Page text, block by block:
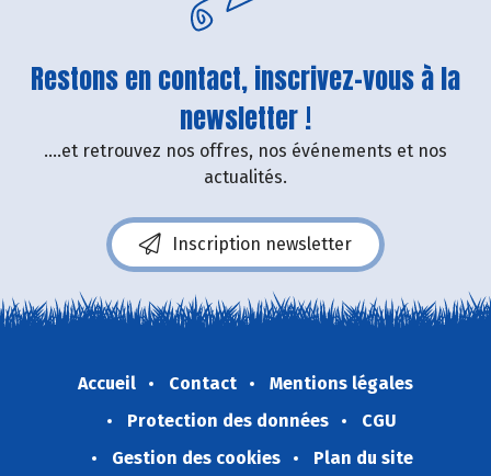
Restons en contact, inscrivez-vous à la
newsletter !
....et retrouvez nos offres, nos événements et nos
actualités.
Inscription newsletter
Accueil Contact
Mentions légales
Protection des données
CGU
Gestion des cookies
Plan du site